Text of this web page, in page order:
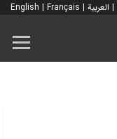
| العربية |
English | Français